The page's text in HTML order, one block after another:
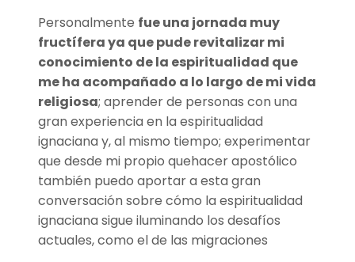
Personalmente fue una jornada muy
fructífera ya que pude revitalizar mi
conocimiento de la espiritualidad que
me ha acompañado a lo largo de mi vida
religiosa; aprender de personas con una
gran experiencia en la espiritualidad
ignaciana y, al mismo tiempo; experimentar
que desde mi propio quehacer apostólico
también puedo aportar a esta gran
conversación sobre cómo la espiritualidad
ignaciana sigue iluminando los desafíos
actuales, como el de las migraciones